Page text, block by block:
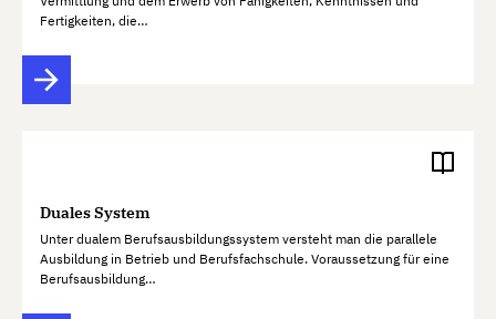
Fertigkeiten, die…
Duales System
Unter dualem Berufsausbildungssystem versteht man die parallele
Ausbildung in Betrieb und Berufsfachschule. Voraussetzung für eine
Berufsausbildung…